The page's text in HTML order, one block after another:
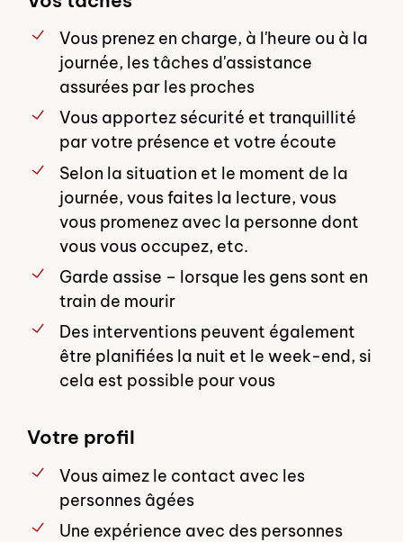
Vous prenez en charge, à l'heure ou à la
journée, les tâches d'assistance
assurées par les proches
Vous apportez sécurité et tranquillité
par votre présence et votre écoute
Selon la situation et le moment de la
journée, vous faites la lecture, vous
vous promenez avec la personne dont
vous vous occupez, etc.
Garde assise – lorsque les gens sont en
train de mourir
Des interventions peuvent également
être planifiées la nuit et le week-end, si
cela est possible pour vous
Votre profil
Vous aimez le contact avec les
personnes âgées
Une expérience avec des personnes